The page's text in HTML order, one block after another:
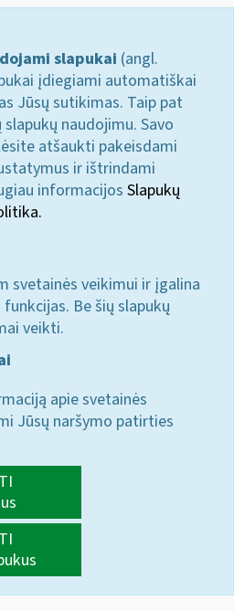
slapukai (angl.
įdiegiami automatiškai
Jūsų sutikimas. Taip pat
naudojimu. Savo
atšaukti pakeisdami
ir ištrindami
informacijos Slapukų
svetainės veikimui ir įgalina
Be šių slapukų
veikti.
apie svetainės
Jūsų naršymo patirties